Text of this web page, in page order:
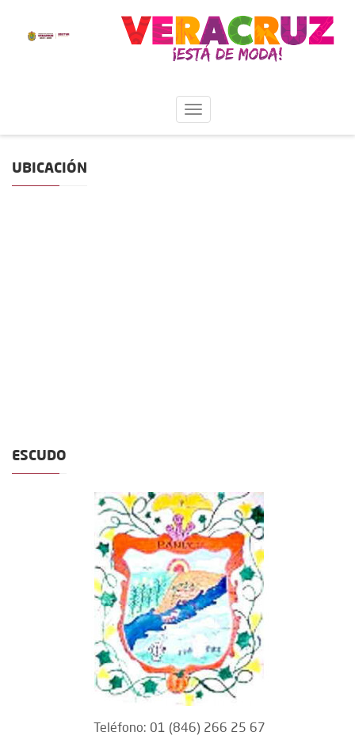
UBICACIÓN
ESCUDO
Teléfono: 01 (846) 266 25 67